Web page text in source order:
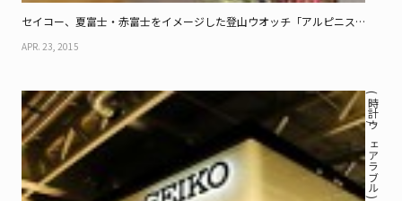
セイコー、夏富士・赤富士をイメージした登山ウオッチ「アルピニス
APR. 23, 2015
( 時計 / ウェアラブル )